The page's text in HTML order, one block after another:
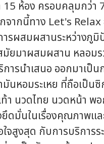
15 ห้อง ครอบคลุมกว่
ากนี้ทาง Let's Relax
ารผสมผสานระหว่าง
มัยมาผสมผสาน หลอม
ารนำเสนอ ออกมาเป็
นหอมระเหย ที่ถือเป็น
า นวดไทย นวดหน้า พ
ในเรื่องคุณภาพและ
ใจสูงสุด กับการบริกา